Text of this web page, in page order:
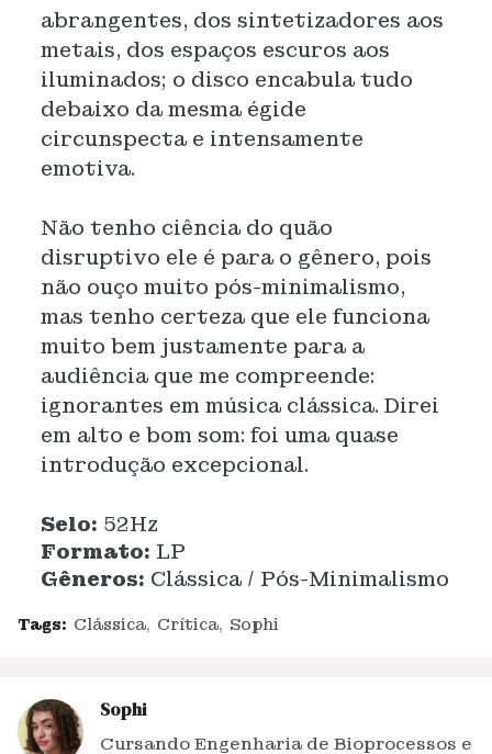
abrangentes, dos sintetizadores aos
metais, dos espaços escuros aos
iluminados; o disco encabula tudo
debaixo da mesma égide
circunspecta e intensamente
emotiva.
Não tenho ciência do quão
disruptivo ele é para o gênero, pois
não ouço muito pós-minimalismo,
mas tenho certeza que ele funciona
muito bem justamente para a
audiência que me compreende:
ignorantes em música clássica. Direi
em alto e bom som: foi uma quase
introdução excepcional.
Selo: 52Hz
Formato: LP
Gêneros: Clássica / Pós-Minimalismo
Tags: Clássica Crítica Sophi
Sophi
Cursando Engenharia de Bioprocessos e